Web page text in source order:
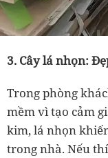
3. Cây lá nhọn:
Trong phòng
mềm vì tạo cảm
kim, lá nhọn
trong nhà. Nếu